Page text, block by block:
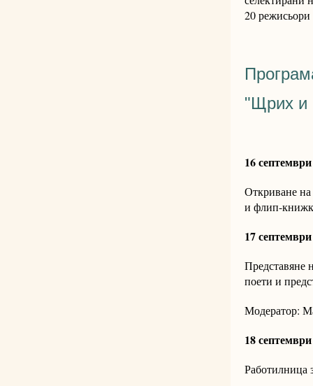
20 режисьори
"Щрих и
16
Откриване
и флип-
17
Представяне
поети и
Модератор:
18
Работилница